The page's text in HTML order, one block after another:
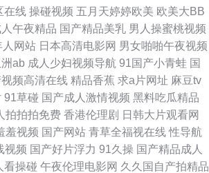
基地 亚洲欧美ts热舞 a欧美性爱 国产91理论在线 极
女抠逼 91在线资源视频 极品精品区 97超碰超碰 午
蜜臀福利网 日韩性欧美 亚洲情色图网站 91资源视
91桃色神马 欧美成人网站 亚洲国产黄色精品 www
麻豆传媒视频 无码思瑞一区 91x视频大全 国产精
在线 操碰视频 五月天婷婷欧美 欧美大BB
午夜精品 国产精品美乳 男人操蜜桃视频
人网站 日本高清电影网 男女啪啪午夜视频
ab 成人少妇视频导航 91国产小青蛙 国
视频高清在线 精品香蕉 求a片网址 麻豆tv
91草碰 国产成人激情视频 黑料吃瓜精品
拍拍拍免费 香港伦理剧 日韩大片观看网
羞视频 国产网站 青草全福视在线 性导航
视频 国产好片浮力 91久操 国产精品成人
看操碰 午夜伦理电影网 久久国自产拍精品